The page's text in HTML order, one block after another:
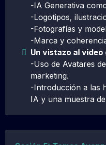
-IA Generativa
-Logotipos,
-Fotografías y
-Marca y
Un vistazo al video
-Uso de Avatares
marketing.
-Introducción a las
IA y una muestra